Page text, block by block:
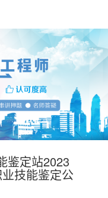
鉴定站2023
技能鉴定公